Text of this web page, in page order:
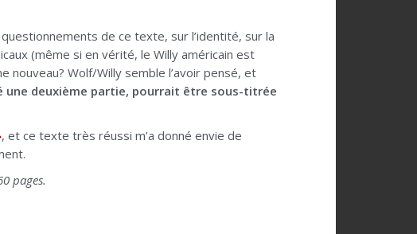
questionnements de ce texte, sur l’identité, sur la
(même si en vérité, le Willy américain est
Wolf/Willy semble l’avoir pensé, et
une deuxième partie, pourrait être sous-titrée
, et ce texte très réussi m’a donné envie de
pages.